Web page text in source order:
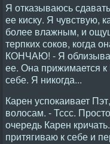
Я отказываюсь
ее киску. Я чувствую,
более влажным, и
терпких соков, когда
КОНЧАЮ! - Я
ее. Она прижимается
себе. Я никогда...
Карен успокаивает
волосам. - Тссс.
очередь Карен
притягиваю к себе и